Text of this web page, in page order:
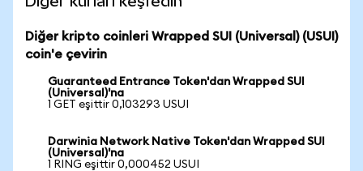
Diğer kripto coinleri Wrapped SUI (Universal) (USUI)
coin'e çevirin
Guaranteed Entrance Token'dan Wrapped SUI
(Universal)'na
1 GET eşittir 0,103293 USUI
Darwinia Network Native Token'dan Wrapped SUI
(Universal)'na
1 RING eşittir 0,000452 USUI